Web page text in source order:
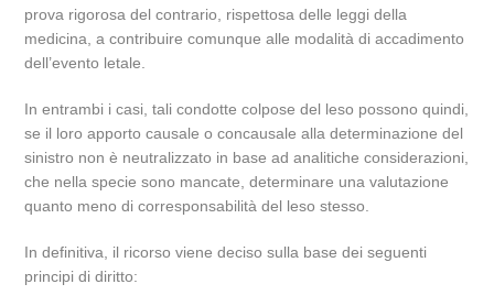
prova rigorosa del contrario, rispettosa delle leggi della
medicina, a contribuire comunque alle modalità di accadimento
dell’evento letale.
In entrambi i casi, tali condotte colpose del leso possono quindi,
se il loro apporto causale o concausale alla determinazione del
sinistro non è neutralizzato in base ad analitiche considerazioni,
che nella specie sono mancate, determinare una valutazione
quanto meno di corresponsabilità del leso stesso.
In definitiva, il ricorso viene deciso sulla base dei seguenti
principi di diritto: